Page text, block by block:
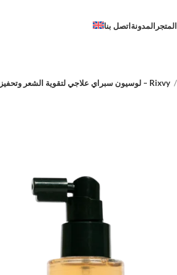
المتجر المدونةاتصل بنا
Rixvy – لوسيون سبراي علاجي لتقوية الشعر وتحفيز النمو وتقليل التساقط